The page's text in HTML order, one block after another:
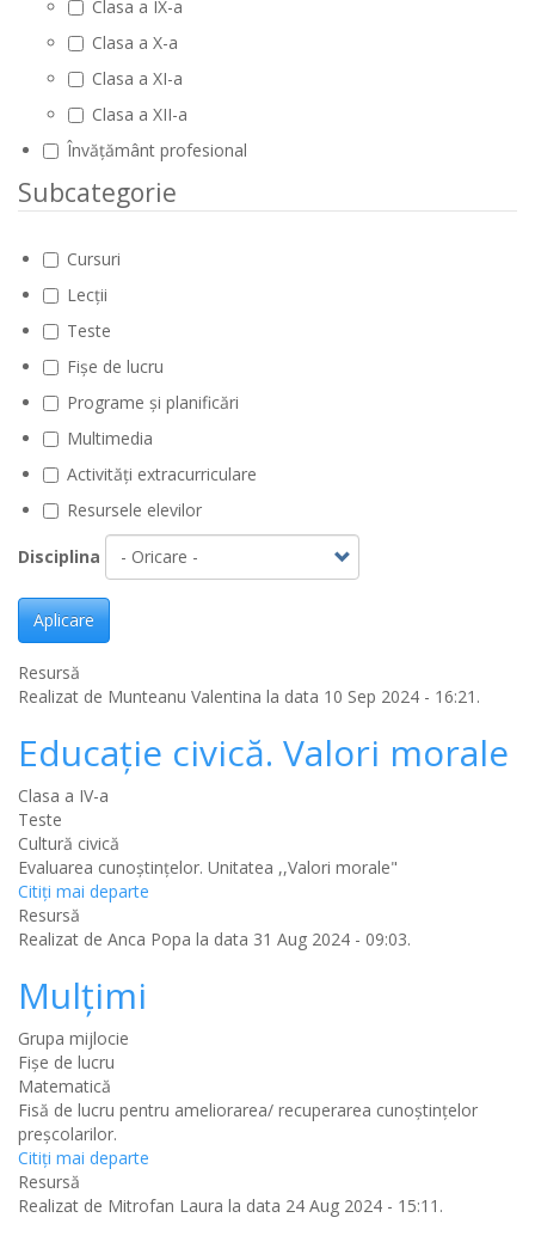
Clasa a IX-a
Clasa a X-a
Clasa a XI-a
Clasa a XII-a
Învățământ profesional
Subcategorie
Cursuri
Lecții
Teste
Fișe de lucru
Programe și planificări
Multimedia
Activități extracurriculare
Resursele elevilor
Disciplina
Aplicare
Resursă
Realizat de Munteanu Valentina la data 10 Sep 2024 - 16:21.
Educație civică. Valori morale
Clasa a IV-a
Teste
Cultură civică
Evaluarea cunoștințelor. Unitatea ,,Valori morale"
Citiţi mai departe
Resursă
Realizat de Anca Popa la data 31 Aug 2024 - 09:03.
Mulțimi
Grupa mijlocie
Fișe de lucru
Matematică
Fisă de lucru pentru ameliorarea/ recuperarea cunoștințelor
preșcolarilor.
Citiţi mai departe
Resursă
Realizat de Mitrofan Laura la data 24 Aug 2024 - 15:11.